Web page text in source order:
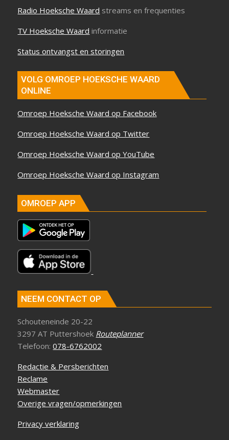
Radio Hoeksche Waard streams en frequenties
TV Hoeksche Waard informatie
Status ontvangst en storingen
VOLG OMROEP HOEKSCHE WAARD
ONLINE
Omroep Hoeksche Waard op Facebook
Omroep Hoeksche Waard op Twitter
Omroep Hoeksche Waard op YouTube
Omroep Hoeksche Waard op Instagram
OMROEP APP
NEEM CONTACT OP
Schouteneinde 20-22
3297 AT Puttershoek Routeplanner
Telefoon:078-6762002
Redactie & Persberichten
Reclame
Webmaster
Overige vragen/opmerkingen
Privacy verklaring